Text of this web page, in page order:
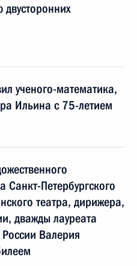
ученого-математика,
Ильина с 75-летием
Санкт-Петербургского
театра, дирижера,
дважды лауреата
Валерия